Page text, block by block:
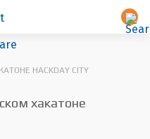
HACKDAY CITY
хакатоне